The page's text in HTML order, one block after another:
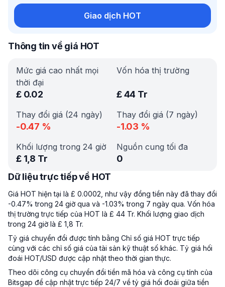
Giao dịch HOT
Thông tin về giá HOT
Mức giá cao nhất mọi
thời đại
£ 0.02
Vốn hóa thị trường
£44 Tr
Thay đổi giá (24 ngày)
-0.47 %
Thay đổi giá (7 ngày)
-1.03 %
Khối lượng trong 24 giờ
£ 1,8 Tr
Nguồn cung tối đa
0
Dữ liệu trực tiếp về HOT
Giá HOT hiện tại là £ 0.0002, như vậy đồng tiền này đã thay đổi
-0.47% trong 24 giờ qua và -1.03% trong 7 ngày qua. Vốn hóa
thị trường trực tiếp của HOT là £ 44 Tr. Khối lượng giao dịch
trong 24 giờ là £ 1,8 Tr.
Tỷ giá chuyển đổi được tính bằng Chỉ số giá HOT trực tiếp
cùng với các chỉ số giá của tài sản kỹ thuật số khác. Tỷ giá hối
đoái HOT/USD được cập nhật theo thời gian thực.
Theo dõi công cụ chuyển đổi tiền mã hóa và công cụ tính của
Bitsgap để cập nhật trực tiếp 24/7 về tỷ giá hối đoái giữa tiền